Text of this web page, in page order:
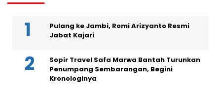
Pulang ke Jambi, Romi Arizyanto Resmi
Jabat Kajari
Sopir Travel Safa Marwa Bantah Turunkan
Penumpang Sembarangan, Begini
Kronologinya